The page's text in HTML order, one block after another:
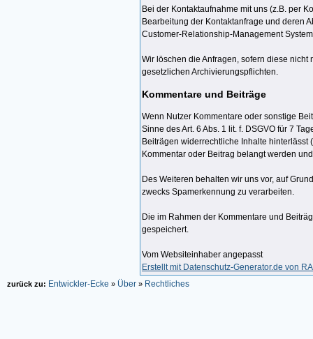
Bei der Kontaktaufnahme mit uns (z.B. per
Bearbeitung der Kontaktanfrage und deren
Customer-Relationship-Management
Wir löschen die Anfragen, sofern diese
gesetzlichen Archivierungspflichten.
Kommentare und Beiträge
Wenn Nutzer Kommentare oder sonstige
Sinne des Art. 6 Abs. 1 lit. f. DSGVO für 7
Beiträgen widerrechtliche Inhalte
Kommentar oder Beitrag belangt werden
Des Weiteren behalten wir uns vor, auf
zwecks Spamerkennung zu verarbeiten.
Die im Rahmen der Kommentare und
gespeichert.
Vom Websiteinhaber angepasst
Erstellt mit Datenschutz-Generator.de von
zurück zu: Entwickler-Ecke » Über » Rechtliches